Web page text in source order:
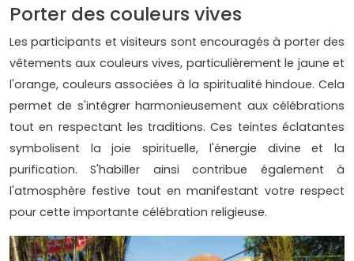
Porter des couleurs vives
Les participants et visiteurs sont encouragés à porter des
vêtements aux couleurs vives, particulièrement le jaune et
l'orange, couleurs associées à la spiritualité hindoue. Cela
permet de s'intégrer harmonieusement aux célébrations
tout en respectant les traditions. Ces teintes éclatantes
symbolisent la joie spirituelle, l'énergie divine et la
purification. S'habiller ainsi contribue également à
l'atmosphère festive tout en manifestant votre respect
pour cette importante célébration religieuse.